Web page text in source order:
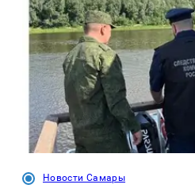
Новости Самары